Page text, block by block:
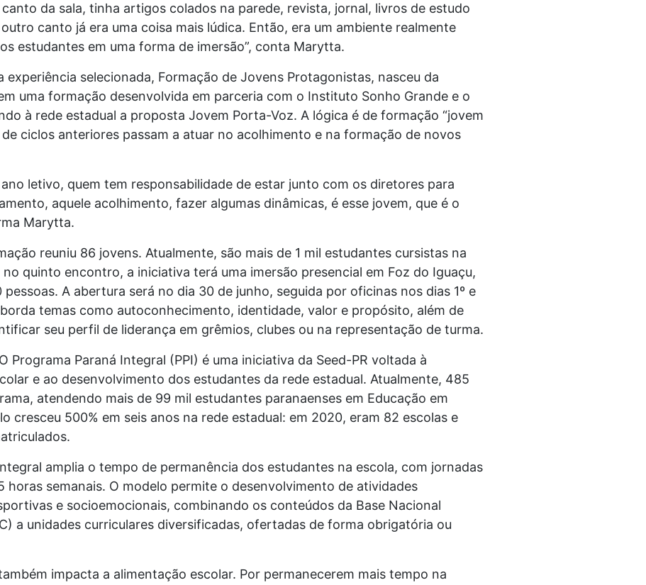
canto da sala, tinha artigos colados na parede, revista, jornal, livros de estudo
canto já era uma coisa mais lúdica. Então, era um ambiente realmente
estudantes em uma forma de imersão”, conta Marytta.
experiência selecionada, Formação de Jovens Protagonistas, nasceu da
uma formação desenvolvida em parceria com o Instituto Sonho Grande e o
à rede estadual a proposta Jovem Porta-Voz. A lógica é de formação “jovem
ciclos anteriores passam a atuar no acolhimento e na formação de novos
letivo, quem tem responsabilidade de estar junto com os diretores para
aquele acolhimento, fazer algumas dinâmicas, é esse jovem, que é o
Marytta.
reuniu 86 jovens. Atualmente, são mais de 1 mil estudantes cursistas na
quinto encontro, a iniciativa terá uma imersão presencial em Foz do Iguaçu,
A abertura será no dia 30 de junho, seguida por oficinas nos dias 1º e
temas como autoconhecimento, identidade, valor e propósito, além de
seu perfil de liderança em grêmios, clubes ou na representação de turma.
Programa Paraná Integral (PPI) é uma iniciativa da Seed-PR voltada à
e ao desenvolvimento dos estudantes da rede estadual. Atualmente, 485
atendendo mais de 99 mil estudantes paranaenses em Educação em
cresceu 500% em seis anos na rede estadual: em 2020, eram 82 escolas e
amplia o tempo de permanência dos estudantes na escola, com jornadas
horas semanais. O modelo permite o desenvolvimento de atividades
e socioemocionais, combinando os conteúdos da Base Nacional
a unidades curriculares diversificadas, ofertadas de forma obrigatória ou
impacta a alimentação escolar. Por permanecerem mais tempo na